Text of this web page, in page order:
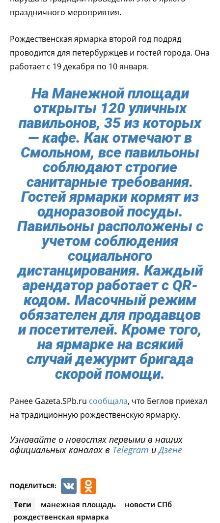
праздничного мероприятия.
Рождественская ярмарка второй год подряд
проводится для петербуржцев и гостей города. Она
работает с 19 декабря по 10 января.
На Манежной площади
открыты 120 уличных
павильонов, 35 из которых
— кафе. Как отмечают в
Смольном, все павильоны
соблюдают строгие
санитарные требования.
Гостей ярмарки кормят из
одноразовой посуды.
Павильоны расположены с
учетом соблюдения
социального
дистанцирования. Каждый
арендатор работает с QR-
кодом. Масочный режим
обязателен для продавцов
и посетителей. Кроме того,
на ярмарке на всякий
случай дежурит бригада
скорой помощи.
Ранее Gazeta.SPb.ru сообщала, что Беглов приехал
на традиционную рождественскую ярмарку.
Узнавайте о новостях первыми в наших
официальных каналах в Telegram иДзене
ПОДЕЛИТЬСЯ: VK
Теги манежная площадь
новости СПб
рождественская ярмарка